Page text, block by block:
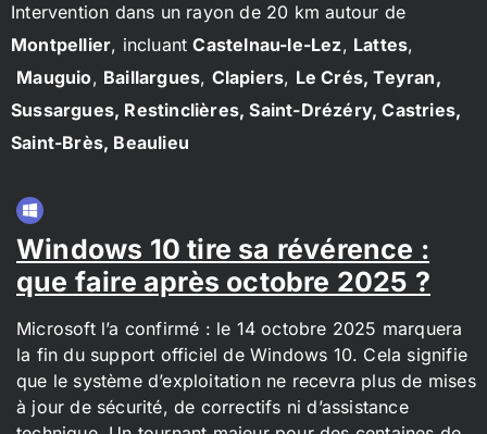
Intervention dans un rayon de 20 km autour de
Montpellier, incluantCastelnau-le-Lez, Lattes,
Mauguio, Baillargues, Clapiers, Le Crés, Teyran,
Sussargues, Restinclières, Saint-Drézéry, Castries,
Saint-Brès, Beaulieu
Windows 10 tire sa révérence :
que faire après octobre 2025 ?
Microsoft l’a confirmé : le 14 octobre 2025 marquera
la fin du support officiel de Windows 10. Cela signifie
que le système d’exploitation ne recevra plus de mises
à jour de sécurité, de correctifs ni d’assistance